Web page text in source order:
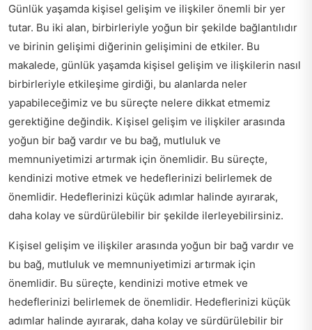
Günlük yaşamda kişisel gelişim ve ilişkiler önemli bir yer
tutar. Bu iki alan, birbirleriyle yoğun bir şekilde bağlantılıdır
ve birinin gelişimi diğerinin gelişimini de etkiler. Bu
makalede, günlük yaşamda kişisel gelişim ve ilişkilerin nasıl
birbirleriyle etkileşime girdiği, bu alanlarda neler
yapabileceğimiz ve bu süreçte nelere dikkat etmemiz
gerektiğine değindik. Kişisel gelişim ve ilişkiler arasında
yoğun bir bağ vardır ve bu bağ, mutluluk ve
memnuniyetimizi artırmak için önemlidir. Bu süreçte,
kendinizi motive etmek ve hedeflerinizi belirlemek de
önemlidir. Hedeflerinizi küçük adımlar halinde ayırarak,
daha kolay ve sürdürülebilir bir şekilde ilerleyebilirsiniz.
Kişisel gelişim ve ilişkiler arasında yoğun bir bağ vardır ve
bu bağ, mutluluk ve memnuniyetimizi artırmak için
önemlidir. Bu süreçte, kendinizi motive etmek ve
hedeflerinizi belirlemek de önemlidir. Hedeflerinizi küçük
adımlar halinde ayırarak, daha kolay ve sürdürülebilir bir